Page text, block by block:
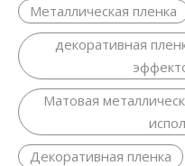
Металлическая пленка
декоративная
Матовая
Декоративная пленка